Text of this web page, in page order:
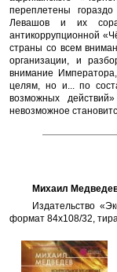
переплетены
Левашов и их
антикоррупционной
страны со всем
организации, и
внимание
целям, но и... по
возможных
невозможное
Михаил
Издательство
формат 84x108/32,